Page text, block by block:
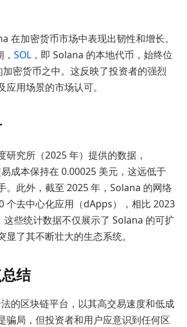
在加密货币市场中表现出韧性和增长。
SOL ，即 Solana 的本地代币，始终位
密货币之中。这反映了投资者的强烈
用场景的市场认可。
研究所（2025 年）提供的数据，
成本保持在 0.00025 美元，这远低于
。此外，截至 2025 年，Solana 的网络
个去中心化应用（dApps），相比 2023
这些统计数据不仅展示了 Solana 的可扩
显了其不断壮大的生态系统。
结
的区块链平台，以其高交易速度和低成
骗局，但投资者和用户应意识到任何区